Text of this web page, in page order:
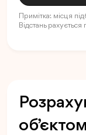
Примітка: місця
Відстань
об’єктом